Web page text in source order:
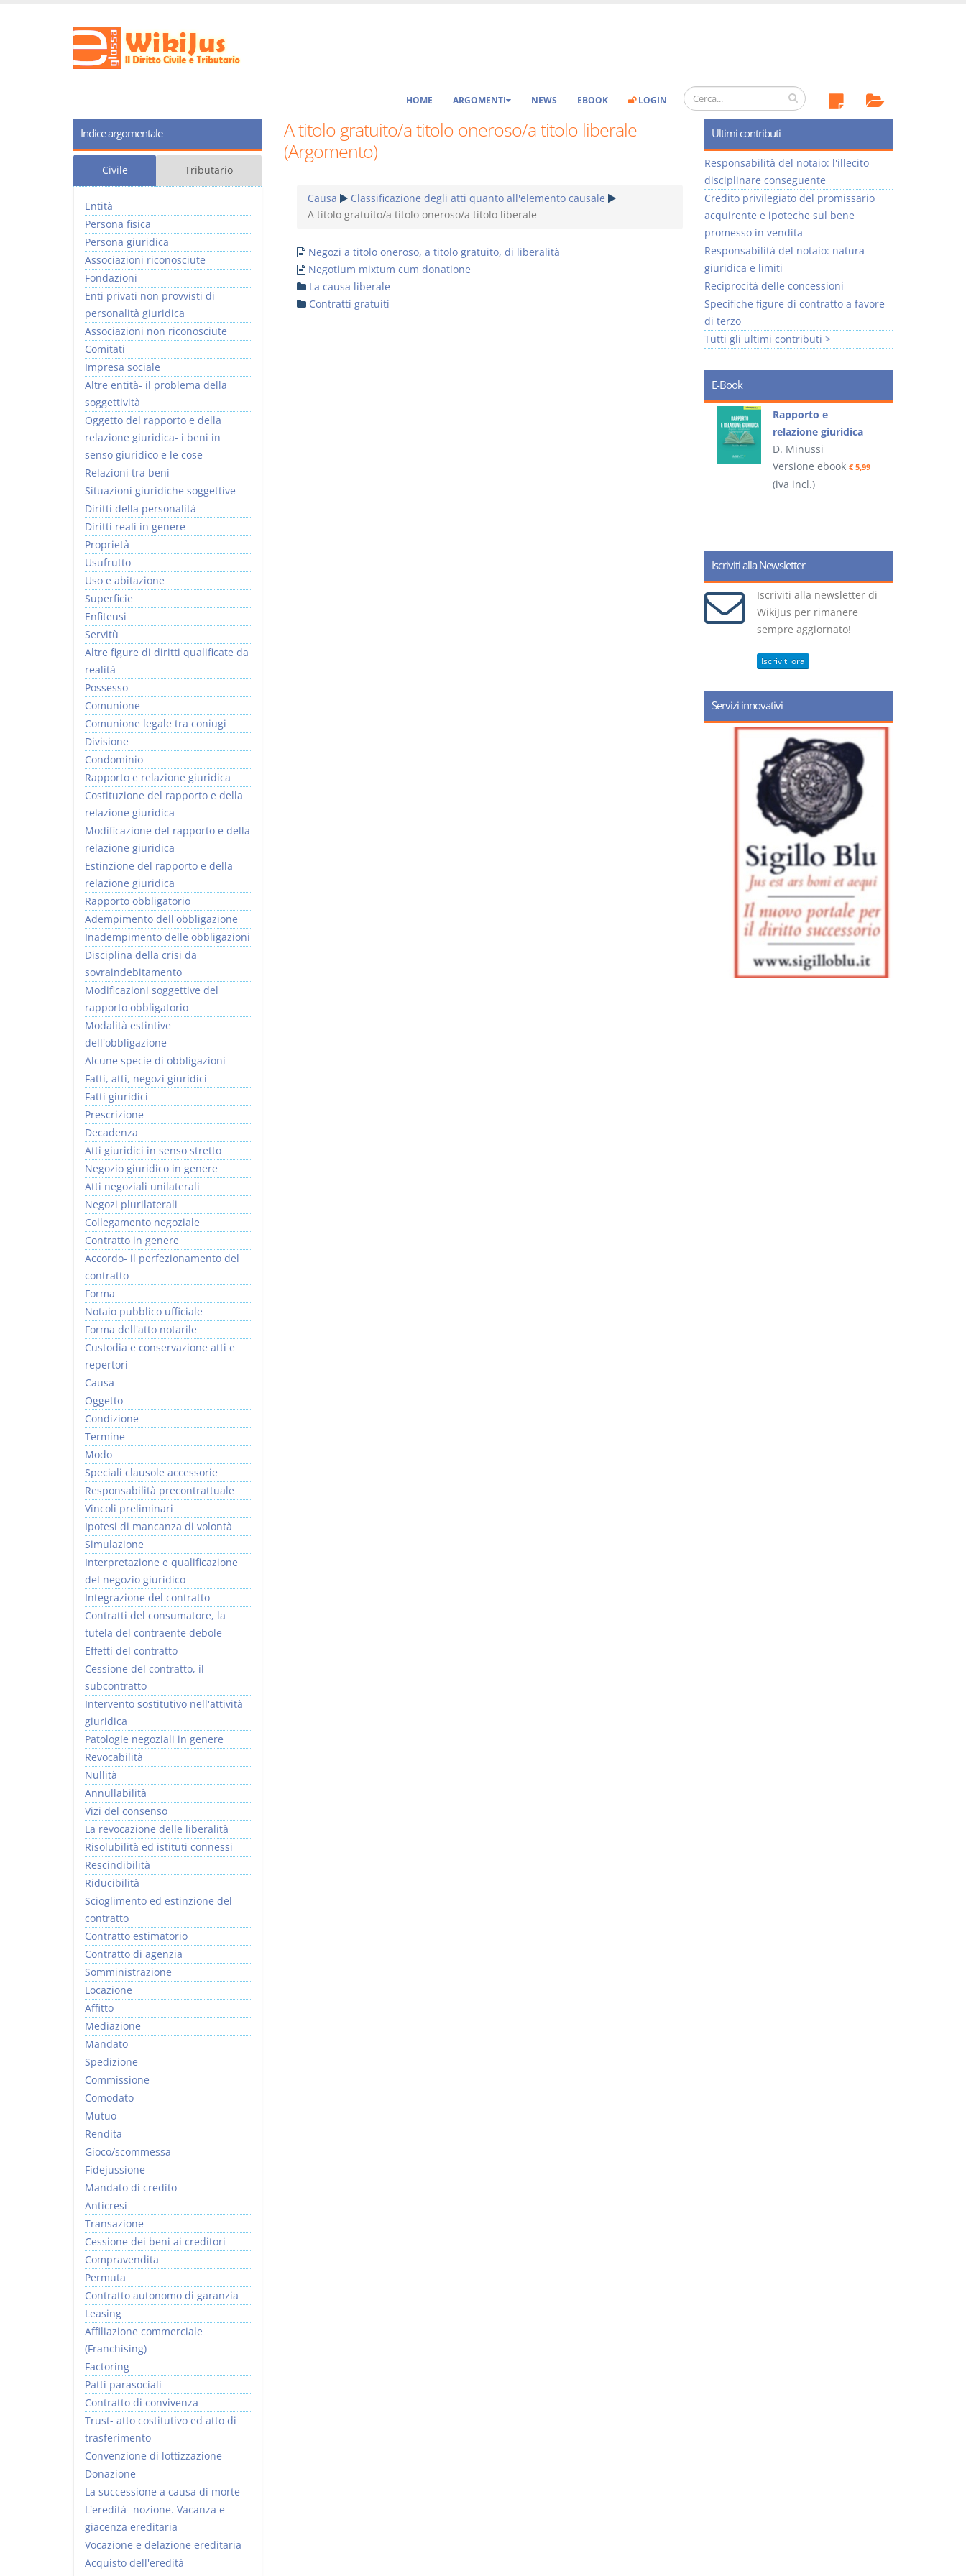
HOME ARGOMENTI NEWS EBOOK LOGIN
A titolo gratuito/a titolo oneroso/a titolo liberale
(Argomento)
Causa
Classificazione degli atti quanto all'elemento causale
A titolo gratuito/a titolo oneroso/a titolo liberale
Negozi a titolo oneroso, a titolo gratuito, di liberalità
Negotium mixtum cum donatione
La causa liberale
Contratti gratuiti
Indice argomentale
Civile Tributario
Entità
Persona fisica
Persona giuridica
Associazioni riconosciute
Fondazioni
Enti privati non provvisti di
personalità giuridica
Associazioni non riconosciute
Comitati
Impresa sociale
Altre entità- il problema della
soggettività
Oggetto del rapporto e della
relazione giuridica- i beni in
senso giuridico e le cose
Relazioni tra beni
Situazioni giuridiche soggettive
Diritti della personalità
Diritti reali in genere
Proprietà
Usufrutto
Uso e abitazione
Superficie
Enfiteusi
Servitù
Altre figure di diritti qualificate da
realità
Possesso
Comunione
Comunione legale tra coniugi
Divisione
Condominio
Rapporto e relazione giuridica
Costituzione del rapporto e della
relazione giuridica
Modificazione del rapporto e della
relazione giuridica
Estinzione del rapporto e della
relazione giuridica
Rapporto obbligatorio
Adempimento dell'obbligazione
Inadempimento delle obbligazioni
Disciplina della crisi da
sovraindebitamento
Modificazioni soggettive del
rapporto obbligatorio
Modalità estintive
dell'obbligazione
Alcune specie di obbligazioni
Fatti, atti, negozi giuridici
Fatti giuridici
Prescrizione
Decadenza
Atti giuridici in senso stretto
Negozio giuridico in genere
Atti negoziali unilaterali
Negozi plurilaterali
Collegamento negoziale
Contratto in genere
Accordo- il perfezionamento del
contratto
Forma
Notaio pubblico ufficiale
Forma dell'atto notarile
Custodia e conservazione atti e
repertori
Causa
Oggetto
Condizione
Termine
Modo
Speciali clausole accessorie
Responsabilità precontrattuale
Vincoli preliminari
Ipotesi di mancanza di volontà
Simulazione
Interpretazione e qualificazione
del negozio giuridico
Integrazione del contratto
Contratti del consumatore, la
tutela del contraente debole
Effetti del contratto
Cessione del contratto, il
subcontratto
Intervento sostitutivo nell'attività
giuridica
Patologie negoziali in genere
Revocabilità
Nullità
Annullabilità
Vizi del consenso
La revocazione delle liberalità
Risolubilità ed istituti connessi
Rescindibilità
Riducibilità
Scioglimento ed estinzione del
contratto
Contratto estimatorio
Contratto di agenzia
Somministrazione
Locazione
Affitto
Mediazione
Mandato
Spedizione
Commissione
Comodato
Mutuo
Rendita
Gioco/scommessa
Fidejussione
Mandato di credito
Anticresi
Transazione
Cessione dei beni ai creditori
Compravendita
Permuta
Contratto autonomo di garanzia
Leasing
Affiliazione commerciale
(Franchising)
Factoring
Patti parasociali
Contratto di convivenza
Trust- atto costitutivo ed atto di
trasferimento
Convenzione di lottizzazione
Donazione
La successione a causa di morte
L'eredità- nozione. Vacanza e
giacenza ereditaria
Vocazione e delazione ereditaria
Acquisto dell'eredità
Ultimi contributi
Responsabilità del notaio: l'illecito
disciplinare conseguente
Credito privilegiato del promissario
acquirente e ipoteche sul bene
promesso in vendita
Responsabilità del notaio: natura
giuridica e limiti
Reciprocità delle concessioni
Specifiche figure di contratto a favore
di terzo
Tutti gli ultimi contributi >
E-Book
I Vincoli Preliminari
Versione ebook
(iva incl.)
Rapporto e
relazione giuridica
D. Minussi
Versione ebook € 5,99
(iva incl.)
Iscriviti alla Newsletter
Iscriviti alla newsletter di
WikiJus per rimanere
sempre aggiornato!
Iscriviti ora
Servizi innovativi